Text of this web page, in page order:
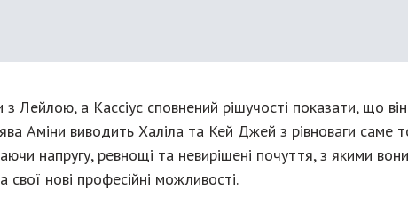
Лейлою, а Кассіус сповнений рішучості показати, що
Аміни виводить Халіла та Кей Джей з рівноваги саме
напругу, ревнощі та невирішені почуття, з якими
нові професійні можливості.